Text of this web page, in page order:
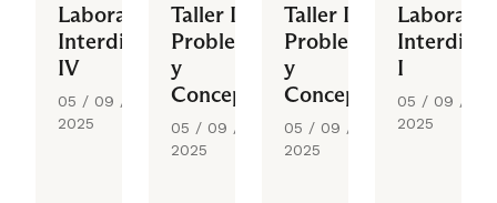
Laboratorio
Interdisciplinario
IV
05 / 09 /
2025
Taller III
Problema
y
Concepto
05 / 09 /
2025
Taller IV
Problema
y
Concepto
05 / 09 /
2025
I
05 / 09 /
2025